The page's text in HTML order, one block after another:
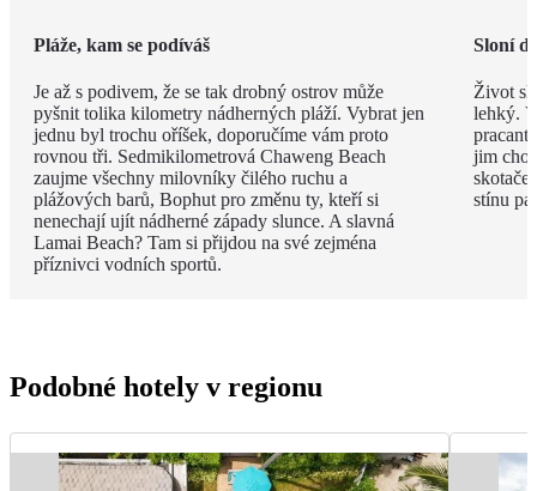
Pláže, kam se podíváš
Je až s podivem, že se tak drobný ostrov může
pyšnit tolika kilometry nádherných pláží. Vybrat jen
jednu byl trochu oříšek, doporučíme vám proto
rovnou tři. Sedmikilometrová Chaweng Beach
zaujme všechny milovníky čilého ruchu a
plážových barů, Bophut pro změnu ty, kteří si
nenechají ujít nádherné západy slunce. A slavná
Lamai Beach? Tam si přijdou na své zejména
příznivci vodních sportů.
Sloní
Život
lehký.
jim
stínu
Podobné hotely v regionu